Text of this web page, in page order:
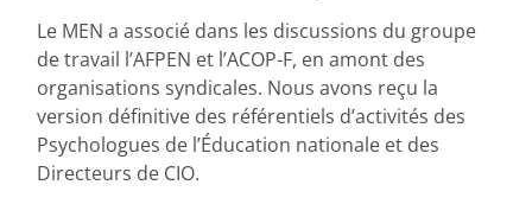
Le MEN a associé dans les discussions du groupe
de travail l’AFPEN et l’ACOP-F, en amont des
organisations syndicales. Nous avons reçu la
version définitive des référentiels d’activités des
Psychologues de l’Éducation nationale et des
Directeurs de CIO.